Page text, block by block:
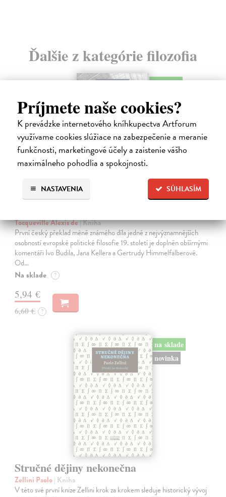
Príjmete naše cookies?
K prevádzke internetového kníhkupectva Artforum
využívame cookies slúžiace na zabezpečenie a meranie
funkčnosti, marketingové účely a zaistenie vášho
maximálneho pohodlia a spokojnosti.
SÚHLASÍM
NASTAVENIA
Ďalšie z kategórie filozofia
na sklade
Tocqueville Alexis de| Kniha
První český překlad méně známého díla jedné z nejvýznamnějších
osobností evropské politické filosofie 19. století je doplněn obšírnými
komentáři Ivo Budila, Jana Kellera a Gertrudy Himmelfalberové.
Od…
Na sklade ?
5,94 €
6,60 € ?
na sklade
novinka
Stručné dějiny nekonečna
Zellini Paolo| Kniha
V této své první knize Zellini krok za krokem sleduje historický vývoj